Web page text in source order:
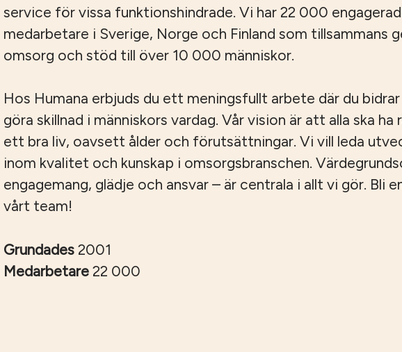
service för vissa funktionshindrade. Vi har 22 000
medarbetare i Sverige, Norge och Finland som tillsammans
omsorg och stöd till över 10 000 människor.
Hos Humana erbjuds du ett meningsfullt arbete där du
göra skillnad i människors vardag. Vår vision är att alla ska ha
ett bra liv, oavsett ålder och förutsättningar. Vi vill leda
inom kvalitet och kunskap i omsorgsbranschen.
engagemang, glädje och ansvar – är centrala i allt vi gör. Bli
vårt team!
Grundades 2001
Medarbetare 22 000